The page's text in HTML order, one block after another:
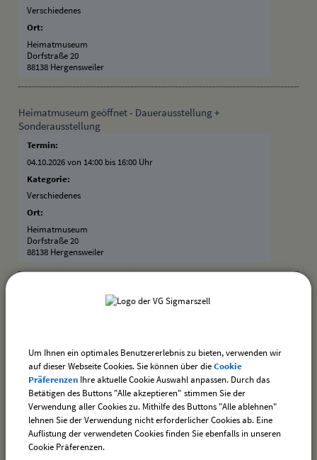
Verschiedenes
Ort:
Heimatmuseum
Dorfstraße 20
88138 Hergensweiler
Heimatmuseum geöffnet - Dauerausstellung +
Sonderausstellung
Termin:
04.10.2026 von 14:00 bis 16:00 Uhr
Kategorie:
Verschiedenes
Ort:
Heimatmuseum
Dorfstraße 20
88138 Hergensweiler
Bürgerschießen 2026
Die Schießtermine sind:
07.10.2026
09.10.2026
14.10.2026
16.10.2026
31.10.2026 (Siegerehrung)
Um Ihnen ein optimales Benutzererlebnis zu bieten, verwenden wir
auf dieser Webseite Cookies. Sie können über dieCookie
Präferenzen Ihre aktuelle Cookie Auswahl anpassen. Durch das
Betätigen des Buttons "Alle akzeptieren" stimmen Sie der
Verwendung aller Cookies zu. Mithilfe des Buttons "Alle ablehnen"
lehnen Sie der Verwendung nicht erforderlicher Cookies ab. Eine
Auflistung der verwendeten Cookies finden Sie ebenfalls in unseren
Cookie Präferenzen.